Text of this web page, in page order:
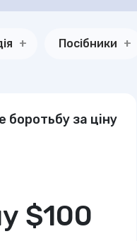
Посібники
боротьбу за ціну
$100